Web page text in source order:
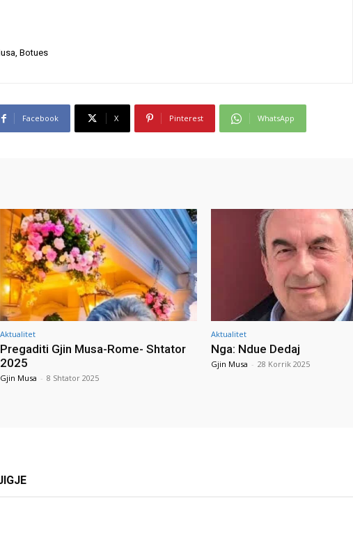
Botues
Facebook X Pinterest WhatsApp
Aktualitet
Pregaditi Gjin Musa-Rome- Shtator
2025
Gjin Musa - 8 Shtator 2025
Aktualitet
Nga: Ndue Dedaj
Gjin Musa - 28 Korrik 2025